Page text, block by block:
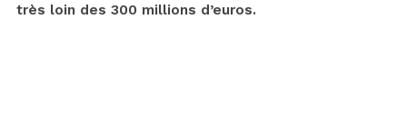
très loin des 300 millions d’euros.